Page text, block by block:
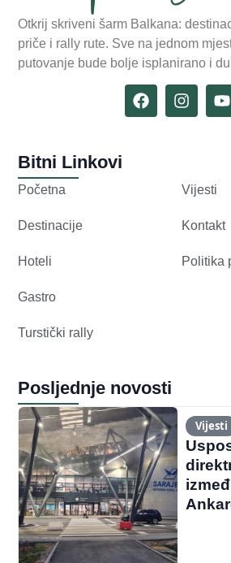
Otkrij skriveni šarm Balkana:
priče i rally rute. Sve na jednom
putovanje bude bolje isplanirano i
Bitni Linkovi
Početna
Destinacije
Hoteli
Gastro
Turstički rally
Vijesti
Kontakt
Politika
Posljednje novosti
Vijesti